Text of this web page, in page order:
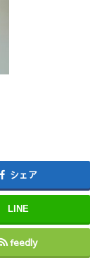
シェア
LINE
feedly